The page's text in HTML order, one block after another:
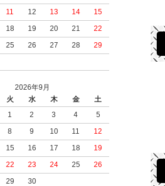
11 12 13 14
15
18 19 20 21
22
25 26 27 28
29
2026年9月
火 水 木 金
土
1
2 3 4
5
8 9 10 11
12
15 16 17 18
19
22 23 24 25
26
29 30